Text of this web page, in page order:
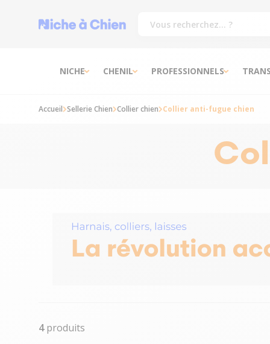
NICHE CHENIL PROFESSIONNELS
Accueil Sellerie Chien Collier chien Collier anti-fugue chien
4produits